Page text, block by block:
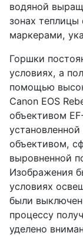
водяной
зонах
маркерами,
Горшки
условиях, а
помощью
Canon EOS
объективом
объективом,
выровненной
Изображения
условиях
были
процессу
уделено